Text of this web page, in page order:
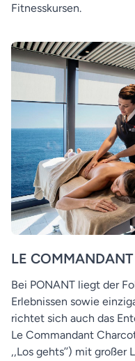
Fitnesskursen.
LE
Bei PONANT liegt der
Erlebnissen sowie
richtet sich auch das
Le Commandant
,,Los gehts’’) mit großer